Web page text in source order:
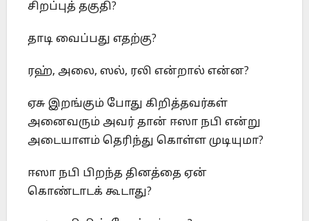
சிறப்புத் தகுதி?
தாடி வைப்பது எதற்கு?
ரஹ், அலை, ஸல், ரலி என்றால் என்ன?
ஏசு இறங்கும் போது கிறித்தவர்கள்
அனைவரும் அவர் தான் ஈஸா நபி என்று
அடையாளம் தெரிந்து கொள்ள முடியுமா?
ஈஸா நபி பிறந்த தினத்தை ஏன்
கொண்டாடக் கூடாது?